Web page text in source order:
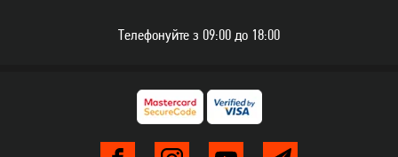
Телефонуйте з 09:00 до 18:00